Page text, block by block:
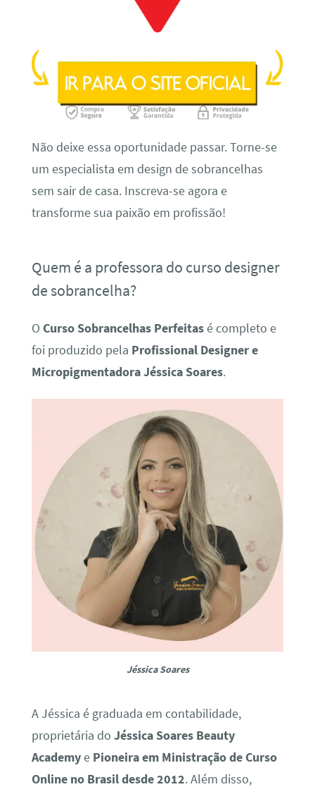
Não deixe essa oportunidade passar. Torne-se
um especialista em design de sobrancelhas
sem sair de casa. Inscreva-se agora e
transforme sua paixão em profissão!
Quem é a professora do curso designer
de sobrancelha?
O Curso Sobrancelhas Perfeitasé completo e
foi produzido pela Profissional Designer e
Micropigmentadora Jéssica Soares.
Jéssica Soares
A Jéssica é graduada em contabilidade,
proprietária do Jéssica Soares Beauty
Academye Pioneira em Ministração de Curso
Online no Brasil desde 2012. Além disso,